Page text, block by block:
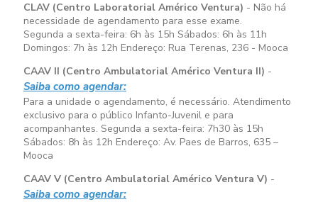
CLAV (Centro Laboratorial Américo Ventura) - Não há
necessidade de agendamento para esse exame.
Segunda a sexta-feira: 6h às 15h Sábados: 6h às 11h
Domingos: 7h às 12h Endereço: Rua Terenas, 236 - Mooca
CAAV II (Centro Ambulatorial Américo Ventura II) -
Saiba como agendar:
Para a unidade o agendamento, é necessário. Atendimento
exclusivo para o público Infanto-Juvenil e para
acompanhantes. Segunda a sexta-feira: 7h30 às 15h
Sábados: 8h às 12h Endereço: Av. Paes de Barros, 635 –
Mooca
CAAV V (Centro Ambulatorial Américo Ventura V) -
Saiba como agendar: